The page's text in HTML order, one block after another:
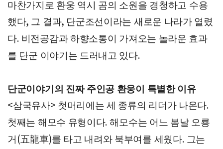
마찬가지로 환웅 역시 곰의 소원을 경청하고 수용
했다, 그 결과, 단군조선이라는 새로운 나라가 열렸
다. 비전공감과 하향소통이 가져오는 놀라운 효과
를 단군 이야기는 드러내고 있다.
단군이야기의 진짜 주인공 환웅이 특별한 이유
<삼국유사> 첫머리에는 세 종류의 리더가 나온다.
첫째는 해모수 유형이다.해모수는 어느 봄날 오룡
거 (五龍車)를 타고 내려와 북부여를 세웠다. 그는